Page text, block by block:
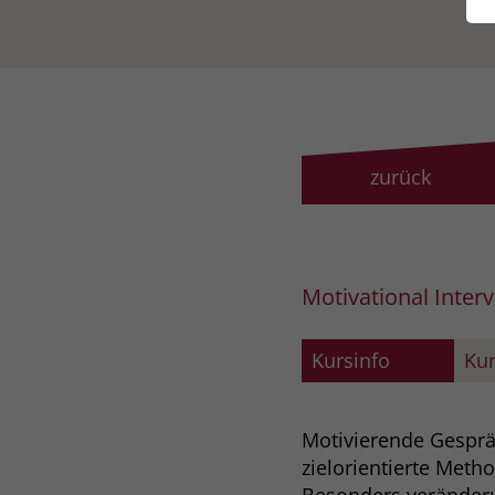
zurück
Motivational
Kursinfo
Motivierende
zielorientierte